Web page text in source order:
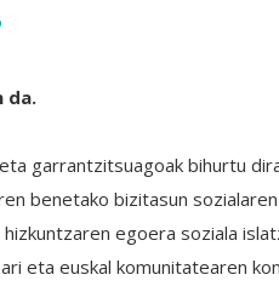
da.
garrantzitsuagoak bihurtu
benetako bizitasun
egoera soziala
eta euskal komunitatearen